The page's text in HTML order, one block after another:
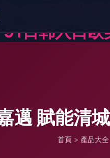
-91日韩欧
日韩入口
邁 賦能清
首頁 > 產品大全